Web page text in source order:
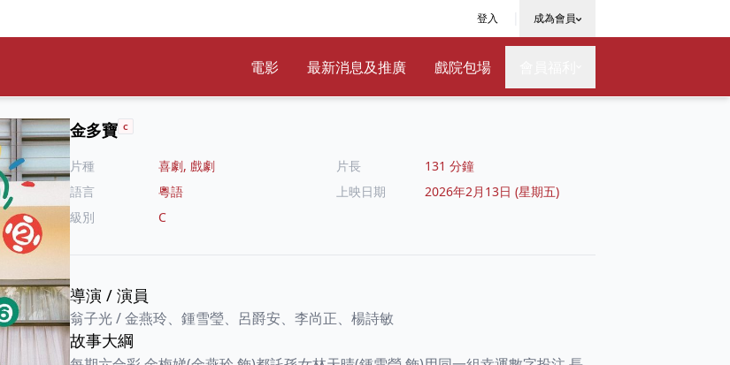
登入 成為會員
電影 最新消息及推廣 戲院包場
金多寶 C
片種 喜劇, 戲劇 片長
131 分鐘
語言
粵語 上映日期
2026年2月13日 (星期五)
級別
C
導演 / 演員
翁子光/金燕玲、鍾雪瑩、呂爵安、李尚正、楊詩敏
故事大綱